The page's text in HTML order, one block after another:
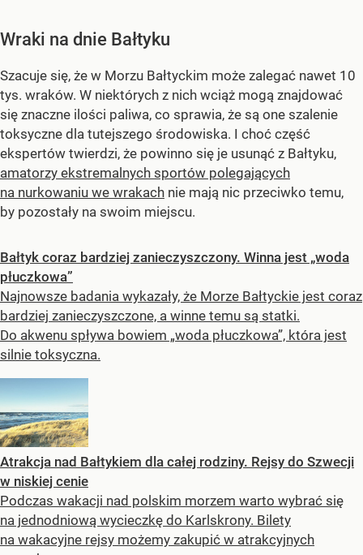
Wraki na dnie Bałtyku
Szacuje się, że w Morzu Bałtyckim może zalegać nawet 10
tys. wraków. W niektórych z nich wciąż mogą znajdować
się znaczne ilości paliwa, co sprawia, że są one szalenie
toksyczne dla tutejszego środowiska. I choć część
ekspertów twierdzi, że powinno się je usunąć z Bałtyku,
amatorzy ekstremalnych sportów polegających
na nurkowaniu we wrakach nie mają nic przeciwko temu,
by pozostały na swoim miejscu.
Bałtyk coraz bardziej zanieczyszczony. Winna jest „woda
płuczkowa”
Najnowsze badania wykazały, że Morze Bałtyckie jest coraz
bardziej zanieczyszczone, a winne temu są statki.
Do akwenu spływa bowiem „woda płuczkowa”, która jest
silnie toksyczna.
Atrakcja nad Bałtykiem dla całej rodziny. Rejsy do Szwecji
w niskiej cenie
Podczas wakacji nad polskim morzem warto wybrać się
na jednodniową wycieczkę do Karlskrony. Bilety
na wakacyjne rejsy możemy zakupić w atrakcyjnych